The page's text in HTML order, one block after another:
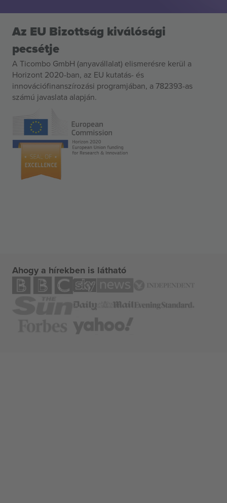
Az EU Bizottság kiválósági
pecsétje
A Ticombo GmbH (anyavállalat) elismerésre kerül a
Horizont 2020-ban, az EU kutatás- és
innovációfinanszírozási programjában, a 782393-as
számú javaslata alapján.
Ahogy a hírekben is látható